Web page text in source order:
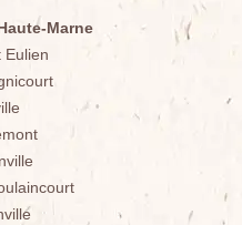
Marne
Eulien